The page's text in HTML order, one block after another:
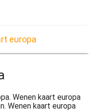
europa
Wenen kaart europa
Wenen kaart europa